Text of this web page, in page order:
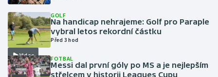
Olympijské hry
Parasport
Video
GOLF
Na handicap nehrajeme: Golf pro Paraple
vybral letos rekordní částku
Před 3 hod
FOTBAL
Messi dal první góly po MS a je nejlepším
střelcem v historii Leagues Cupu